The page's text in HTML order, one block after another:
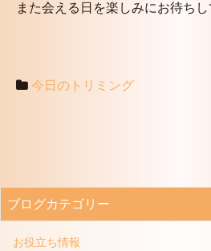
また会える日を楽しみにお待ち
今日のトリミング
ブログカテゴリー
お役立ち情報